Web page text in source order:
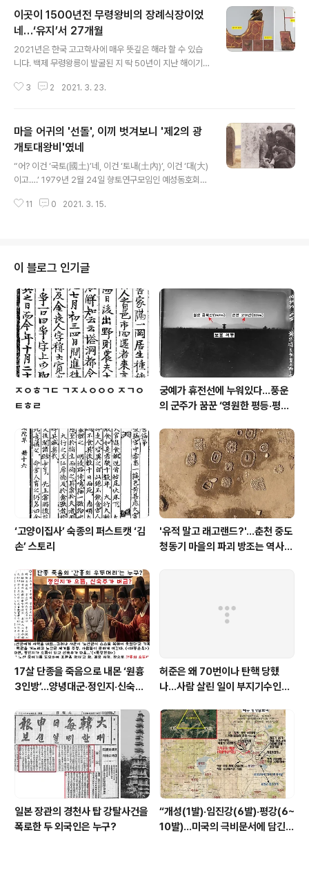
이곳이 1500년전 무령왕비의 장례식장이었
네…‘유지’서 27개월
2021년은 한국 고고학사에 매우 뜻깊은 해라 할 수 있습
니다. 백제 무령왕릉이 발굴된 지 딱 50년이 지난 해이기
라 주인공을 알 수 있는 첫번째 고분이 현현했습니다. 게다
국이 되었다’는 역사서의 표현인 ‘갱위강국(更爲强國)’을
선언(521년)한 지 1500주년이 되는 해라네요. 당연히 잔
칫상을 받아야 하겠네요. 아닌게 아니라 문화재청과 공주
시는 올해 무령왕릉 발굴 50년과 백제 ‘갱위강국’ 선언 15
00년을 맞아 다채로운 행사를 벌인다네요. 그런데 한가지
이의를 제기해야겠습니다. 아무리 무덤 주인공이 무령왕이
3 2 2021. 3. 23.
마을 어귀의 '선돌', 이끼 벗겨보니 '제2의 광
개토대왕비'였네
“어? 이건 ‘국토(國土)’네, 이건 ‘토내(土內)’, 이건 ‘대(大)
이고….’ 1979년 2월 24일 향토연구모임인 예성동호회원
뚝 서있던 비석에서 예사롭지 않은 명문을 읽어냅니다. 이
북여중 교사(전 충청대 교수) 등이 결성한 답사모임이었는
데요. 그러나 이 예성동호회는 예사로운 향토모임이 아니
었답니다. 동호회를 결성한 그해 봉황리 마애불상군(보물 1
401호)을 찾았고, 고려 광종(재위 949~975)이 954년
(광종 5년) 어머니 신명순성왕후(생몰년 미상)를 위해 세운
숭선사(사적 ..
11 0 2021. 3. 15.
이 블로그 인기글
ㅈㅇㅎㄱㄷ ㄱㅈㅅㅇㅇㅇ ㅈㄱㅇ
ㅌㅎㄹ
궁예가 휴전선에 누워있다…풍운
의 군주가 꿈꾼 ‘영원한 평등·평화
‘고양이집사’ 숙종의 퍼스트캣 ‘김
손’ 스토리
'유적 말고 래고랜드?'…춘천 중도
청동기 마을의 파괴 방조는 역사의
17살 단종을 죽음으로 내몬 ‘원흉
3인방’…양녕대군·정인지·신숙주
허준은 왜 70번이나 탄핵 당했
나…사람 살린 일이 부지기수인
일본 장관의 경천사 탑 강탈사건을
폭로한 두 외국인은 누구?
“개성(1발)·임진강(6발)·평강(6~
10발)…미국의 극비문서에 담긴